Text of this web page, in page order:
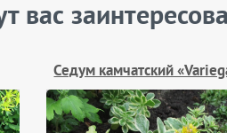
вас
Седум камчатский